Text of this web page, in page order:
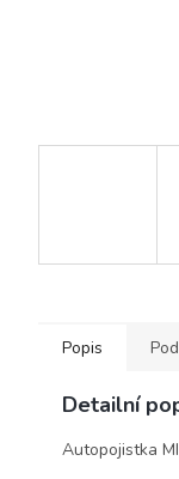
Popis
Detailní
Autopojistka